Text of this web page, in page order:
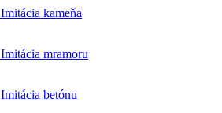
Imitácia kameňa
Imitácia mramoru
Imitácia betónu